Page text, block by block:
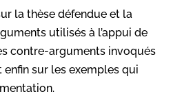
la thèse défendue et la
utilisés à l’appui de
contre-arguments invoqués
sur les exemples qui